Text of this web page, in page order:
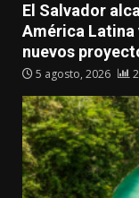
El Salvador
América Latina
nuevos
5 agosto, 2026